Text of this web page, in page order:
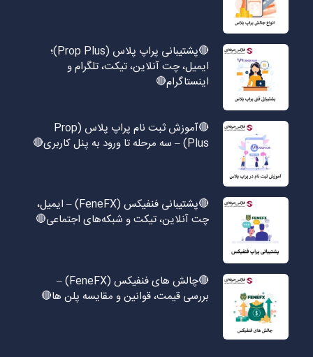
🔴پشتیبانی پراپ پلاس (Prop Plus)؛
ایمیل، چت آنلاین، تیکت، تلگرام و
اینستاگرام🔴
🔴آموزش ثبت نام پراپ پلاس (Prop
Plus) – سه مرحله تا ورود به پنل کاربری🔴
🔴پشتیبانی فنفیکس (FeneFX) – ایمیل،
چت آنلاین، تیکت و شبکه‌های اجتماعی🔴
🔴چالش های فنفیکس (FeneFX) –
بررسی قیمت، قوانین و مقایسه پلن ها🔴